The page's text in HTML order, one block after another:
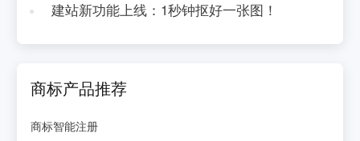
建站新功能上线：1秒钟抠好一张图！
商标产品推荐
商标智能注册